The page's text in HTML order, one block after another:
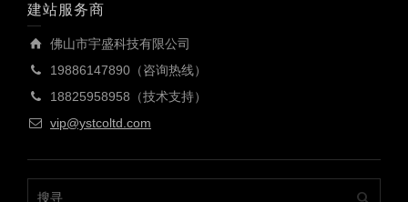
建站服务商
佛山市宇盛科技有限公司
19886147890（咨询热线）
18825958958（技术支持）
vip@ystcoltd.com